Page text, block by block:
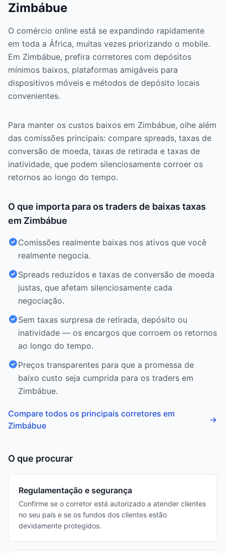
Zimbábue
O comércio online está se expandindo rapidamente
em toda a África, muitas vezes priorizando o mobile.
Em Zimbábue, prefira corretores com depósitos
mínimos baixos, plataformas amigáveis para
dispositivos móveis e métodos de depósito locais
convenientes.
Para manter os custos baixos em Zimbábue, olhe além
das comissões principais: compare spreads, taxas de
conversão de moeda, taxas de retirada e taxas de
inatividade, que podem silenciosamente corroer os
retornos ao longo do tempo.
O que importa para os traders de baixas taxas
em Zimbábue
Comissões realmente baixas nos ativos que você
realmente negocia.
Spreads reduzidos e taxas de conversão de moeda
justas, que afetam silenciosamente cada
negociação.
Sem taxas surpresa de retirada, depósito ou
inatividade — os encargos que corroem os retornos
ao longo do tempo.
Preços transparentes para que a promessa de
baixo custo seja cumprida para os traders em
Zimbábue.
Compare todos os principais corretores em
Zimbábue
→
O que procurar
Regulamentação e segurança
Confirme se o corretor está autorizado a atender clientes
no seu país e se os fundos dos clientes estão
devidamente protegidos.